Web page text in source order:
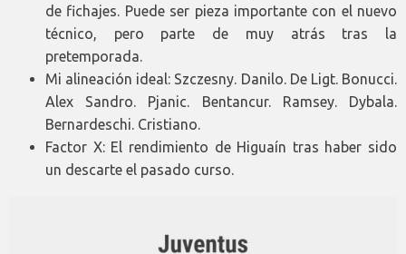
de fichajes. Puede ser pieza importante con el nuevo
técnico, pero parte de muy atrás tras la
pretemporada.
Mi alineación ideal: Szczesny. Danilo. De Ligt. Bonucci.
Alex Sandro. Pjanic. Bentancur. Ramsey. Dybala.
Bernardeschi. Cristiano.
Factor X: El rendimiento de Higuaín tras haber sido
un descarte el pasado curso.